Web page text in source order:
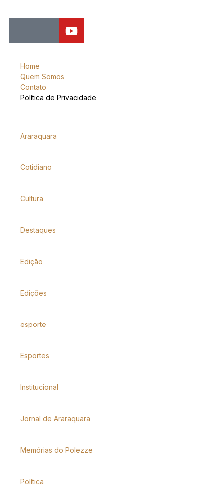
Home
Quem Somos
Contato
Política de Privacidade
Araraquara
Cotidiano
Cultura
Destaques
Edição
Edições
esporte
Esportes
Institucional
Jornal de Araraquara
Memórias do Polezze
Política